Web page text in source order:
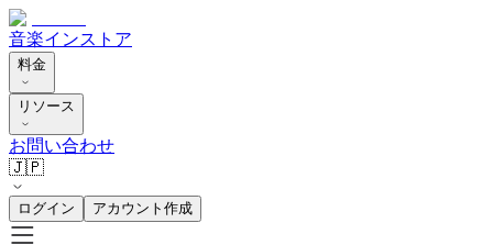
音楽インストア
料金
リソース
お問い合わせ
🇯🇵
ログイン アカウント作成